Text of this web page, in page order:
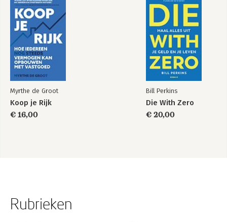
Myrthe de Groot
Koop je Rijk
€ 16,00
Bill Perkins
Die With Zero
€ 20,00
Rubrieken